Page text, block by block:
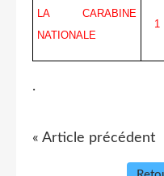
LA CARABINE
NATIONALE
1
.
« Article précédent